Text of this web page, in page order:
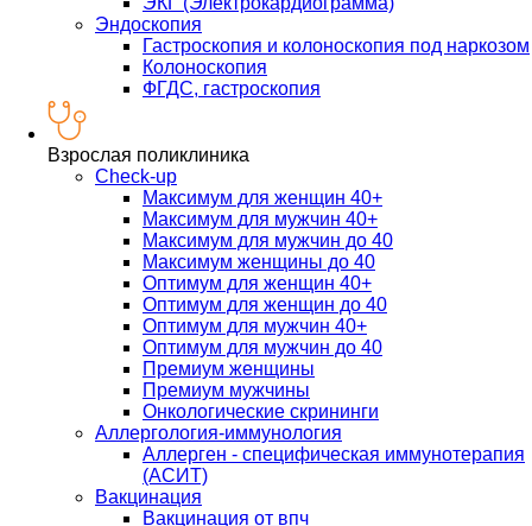
Эндоскопия
Гастроскопия и колоноскопия под наркозом
Колоноскопия
ФГДС, гастроскопия
Взрослая поликлиника
Check-up
Максимум для женщин 40+
Максимум для мужчин 40+
Максимум для мужчин до 40
Максимум женщины до 40
Оптимум для женщин 40+
Оптимум для женщин до 40
Оптимум для мужчин 40+
Оптимум для мужчин до 40
Премиум женщины
Премиум мужчины
Онкологические скрининги
Аллергология-иммунология
Аллерген - специфическая иммунотерапия
(АСИТ)
Вакцинация
Вакцинация от впч